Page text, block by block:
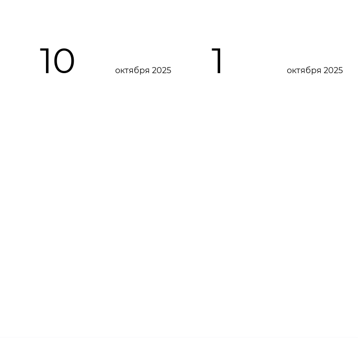
10 октября 2025 1 октября 2025